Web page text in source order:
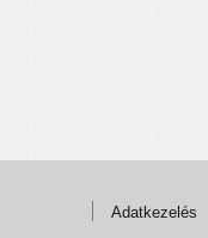
Adatkezelés